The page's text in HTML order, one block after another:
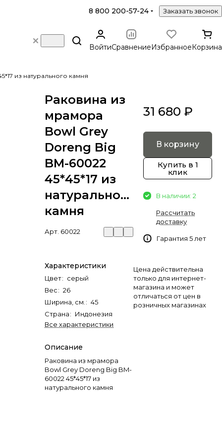
8 800 200-57-24 Заказать звонок
ВойтиСравнениеИзбранноеКорзина
из натурального камня
Раковина из
мрамора
Bowl Grey
Doreng Big
BM-60022
45*45*17 из
натурального
камня
Арт. 60022
Характеристики
Цвет: серый
Вес: 26
Ширина, см. : 45
Страна: Индонезия
Все характеристики
Описание
Раковина из мрамора
Bowl Grey Doreng Big BM-
60022 45*45*17 из
натурального камня
31 680 ₽
В корзину
Купить в 1
клик
В наличии: 2
Рассчитать
доставку
Гарантия 5 лет
Цена действительна
только для интернет-
магазина и может
отличаться от цен в
розничных магазинах